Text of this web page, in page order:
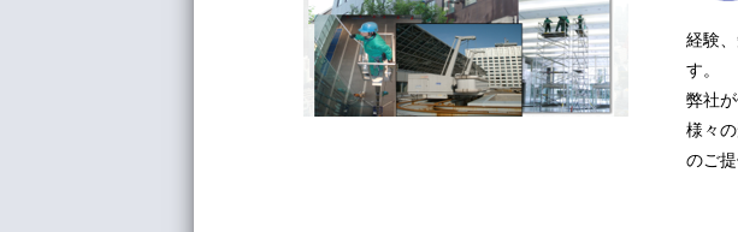
経験
す。
弊社
様々
のご